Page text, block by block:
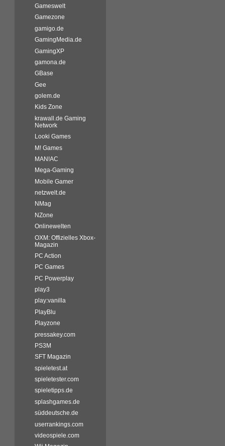
Gameswelt
Gamezone
gamigo.de
GamingMedia.de
GamingXP
gamona.de
GBase
Gee
golem.de
Kids Zone
krawall.de Gaming
Network
Looki Games
M! Games
MAN!AC
Mega-Gaming
Mobile Gamer
netzwelt.de
NMag
NZone
Onlinewelten
OXM: Offizielles Xbox-
Magazin
PC Action
PC Games
PC Powerplay
play3
play:vanilla
PlayBlu
Playzone
pressakey.com
PS3M
SFT Magazin
spieletest.at
spieletester.com
spieletipps.de
splashgames.de
süddeutsche.de
userrankings.com
videospiele.com